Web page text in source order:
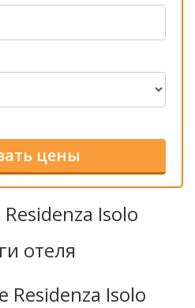
Isolo
отеля
Residenza Isolo